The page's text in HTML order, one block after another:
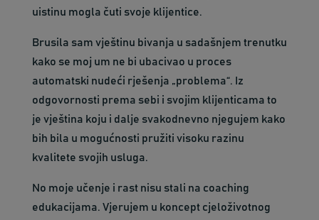
uistinu mogla čuti svoje klijentice.
Brusila sam vještinu bivanja u sadašnjem trenutku
kako se moj um ne bi ubacivao u proces
automatski nudeći rješenja „problema“. Iz
odgovornosti prema sebi i svojim klijenticama to
je vještina koju i dalje svakodnevno njegujem kako
bih bila u mogućnosti pružiti visoku razinu
kvalitete svojih usluga.
No moje učenje i rast nisu stali na coaching
edukacijama. Vjerujem u koncept cjeloživotnog